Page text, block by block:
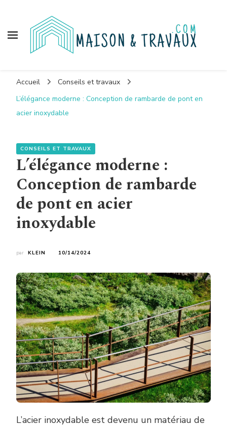
Accueil
Conseils et travaux
L’élégance moderne : Conception de rambarde de pont en
acier inoxydable
CONSEILS ET TRAVAUX
L’élégance moderne :
Conception de rambarde
de pont en acier
inoxydable
par KLEIN 10/14/2024
L’acier inoxydable est devenu un matériau de